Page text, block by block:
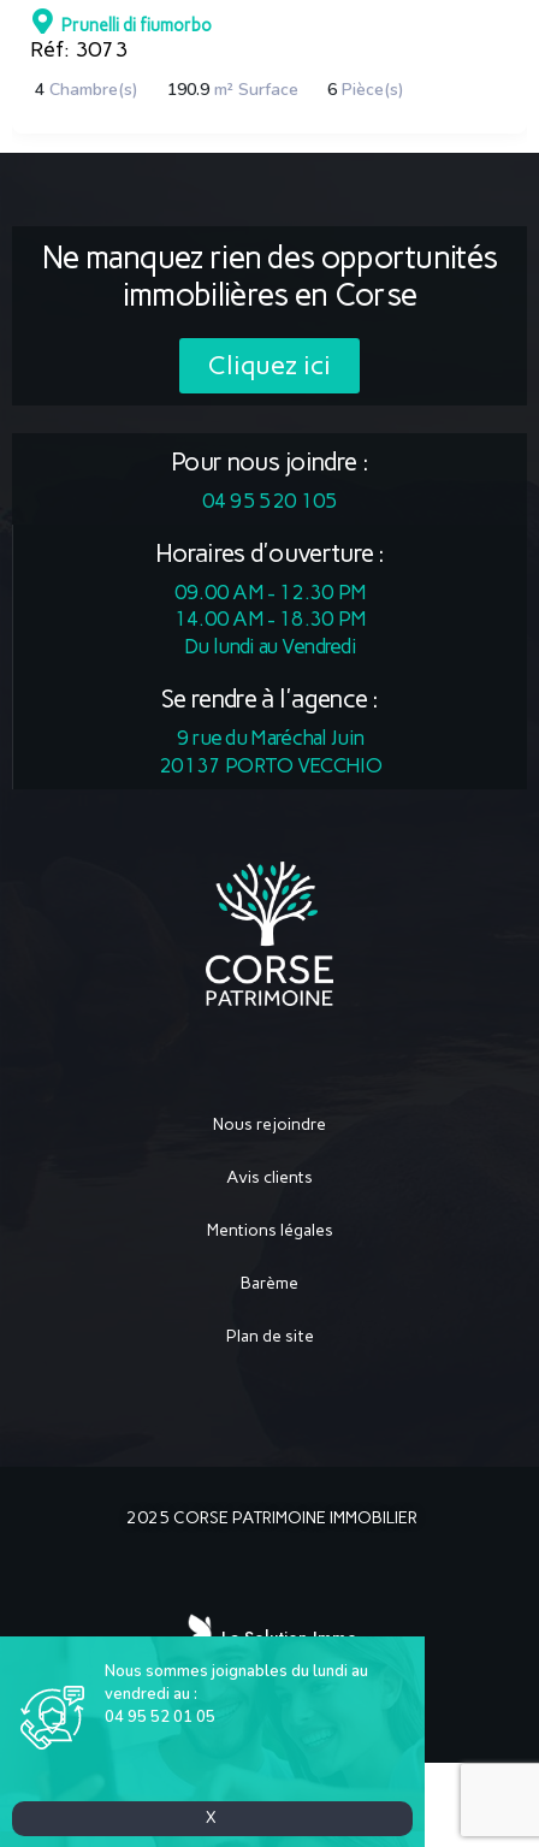
Prunelli di fiumorbo
Réf: 3073
4 Chambre(s) 190.9 m² Surface 6 Pièce(s)
Ne manquez rien des opportunités
immobilières en Corse
Cliquez ici
Pour nous joindre :
04 95 520 105
Horaires d'ouverture :
09.00 AM - 12.30 PM
14.00 AM - 18.30 PM
Du lundi au Vendredi
Se rendre à l'agence :
9 rue du Maréchal Juin
20137 PORTO VECCHIO
Nous rejoindre
Avis clients
Mentions légales
Barème
Plan de site
2025 CORSE PATRIMOINE IMMOBILIER
La Solution Immo
Nous sommes joignables du lundi au
vendredi au :
04 95 52 01 05
X